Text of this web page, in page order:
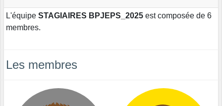
L'équipe STAGIAIRES BPJEPS_2025 est composée de 6
membres.
Les membres